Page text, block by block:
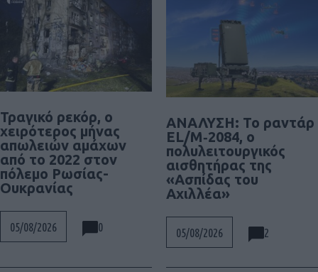
Τραγικό ρεκόρ, ο
χειρότερος μήνας
απωλειών αμάχων
από το 2022 στον
πόλεμο Ρωσίας-
Ουκρανίας
05/08/2026 0
ΑΝΑΛΥΣΗ: To ραντάρ
EL/M‑2084, ο
πολυλειτουργικός
αισθητήρας της
«Ασπίδας του
Αχιλλέα»
05/08/2026 2